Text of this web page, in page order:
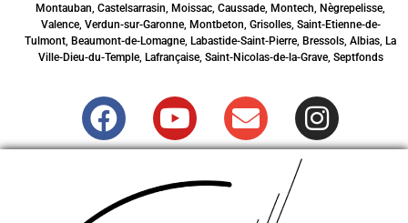
Montauban, Castelsarrasin, Moissac, Caussade, Montech, Nègrepelisse,
Valence, Verdun-sur-Garonne, Montbeton, Grisolles, Saint-Etienne-de-
Tulmont, Beaumont-de-Lomagne, Labastide-Saint-Pierre, Bressols, Albias, La
Ville-Dieu-du-Temple, Lafrançaise, Saint-Nicolas-de-la-Grave, Septfonds